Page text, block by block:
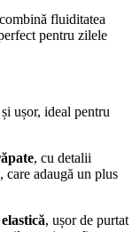
fluiditatea
pentru zilele
ușor, ideal pentru
, cu detalii
care adaugă un plus
, ușor de purtat